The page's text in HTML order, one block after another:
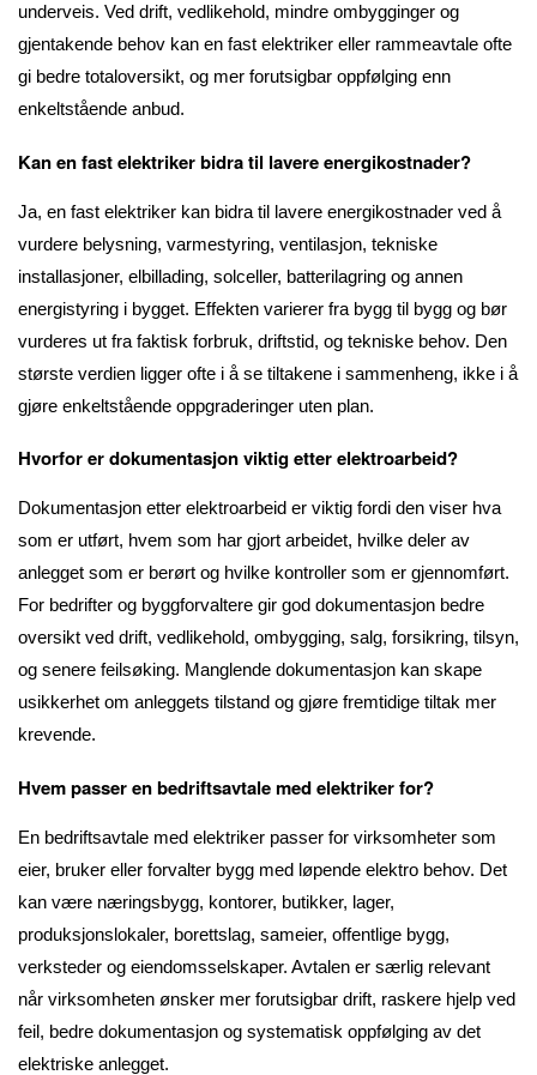
underveis. Ved drift, vedlikehold, mindre ombygginger og
gjentakende behov kan en fast elektriker eller rammeavtale ofte
gi bedre totaloversikt, og mer forutsigbar oppfølging enn
enkeltstående anbud.
Kan en fast elektriker bidra til lavere energikostnader?
Ja, en fast elektriker kan bidra til lavere energikostnader ved å
vurdere belysning, varmestyring, ventilasjon, tekniske
installasjoner, elbillading, solceller, batterilagring og annen
energistyring i bygget. Effekten varierer fra bygg til bygg og bør
vurderes ut fra faktisk forbruk, driftstid, og tekniske behov. Den
største verdien ligger ofte i å se tiltakene i sammenheng, ikke i å
gjøre enkeltstående oppgraderinger uten plan.
Hvorfor er dokumentasjon viktig etter elektroarbeid?
Dokumentasjon etter elektroarbeid er viktig fordi den viser hva
som er utført, hvem som har gjort arbeidet, hvilke deler av
anlegget som er berørt og hvilke kontroller som er gjennomført.
For bedrifter og byggforvaltere gir god dokumentasjon bedre
oversikt ved drift, vedlikehold, ombygging, salg, forsikring, tilsyn,
og senere feilsøking. Manglende dokumentasjon kan skape
usikkerhet om anleggets tilstand og gjøre fremtidige tiltak mer
krevende.
Hvem passer en bedriftsavtale med elektriker for?
En bedriftsavtale med elektriker passer for virksomheter som
eier, bruker eller forvalter bygg med løpende elektro behov. Det
kan være næringsbygg, kontorer, butikker, lager,
produksjonslokaler, borettslag, sameier, offentlige bygg,
verksteder og eiendomsselskaper. Avtalen er særlig relevant
når virksomheten ønsker mer forutsigbar drift, raskere hjelp ved
feil, bedre dokumentasjon og systematisk oppfølging av det
elektriske anlegget.